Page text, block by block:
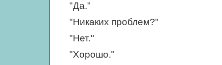
"Да."
"Никаких проблем?"
"Нет."
"Хорошо."